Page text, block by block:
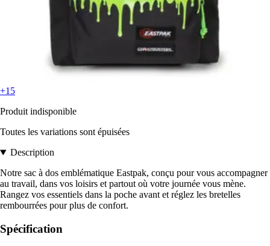
+15
Produit indisponible
Toutes les variations sont épuisées
Description
Notre sac à dos emblématique Eastpak, conçu pour vous accompagner
au travail, dans vos loisirs et partout où votre journée vous mène.
Rangez vos essentiels dans la poche avant et réglez les bretelles
rembourrées pour plus de confort.
Spécification